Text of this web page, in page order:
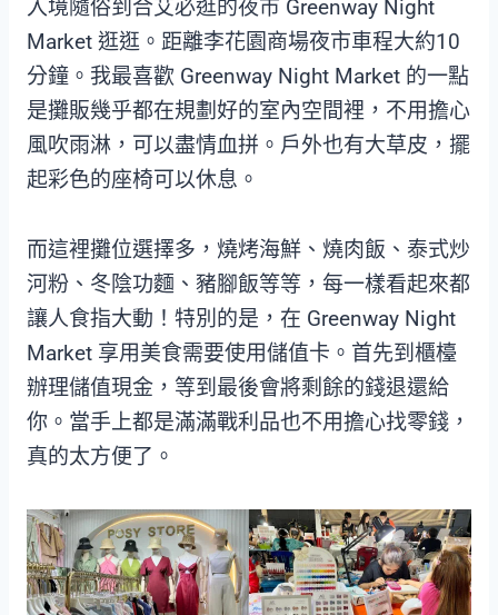
入境隨俗到合艾必逛的夜市 Greenway Night
Market 逛逛。距離李花園商場夜市車程大約10
分鐘。我最喜歡 Greenway Night Market 的一點
是攤販幾乎都在規劃好的室內空間裡，不用擔心
風吹雨淋，可以盡情血拼。戶外也有大草皮，擺
起彩色的座椅可以休息。
而這裡攤位選擇多，燒烤海鮮、燒肉飯、泰式炒
河粉、冬陰功麵、豬腳飯等等，每一樣看起來都
讓人食指大動！特別的是，在 Greenway Night
Market 享用美食需要使用儲值卡。首先到櫃檯
辦理儲值現金，等到最後會將剩餘的錢退還給
你。當手上都是滿滿戰利品也不用擔心找零錢，
真的太方便了。